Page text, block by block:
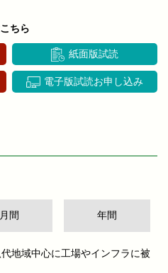
ちら
紙面版試読
電子版試読お申し込み
月間 年間
地域中心に工場やインフラに被